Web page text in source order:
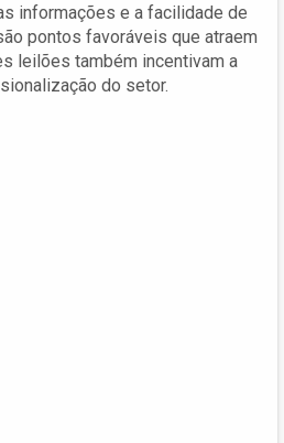
informações e a facilidade de
pontos favoráveis que atraem
leilões também incentivam a
do setor.